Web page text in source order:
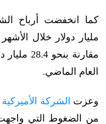
مقارنة
العام الماضي.
وعزت الشركة الأميركية
من الضغوط التي